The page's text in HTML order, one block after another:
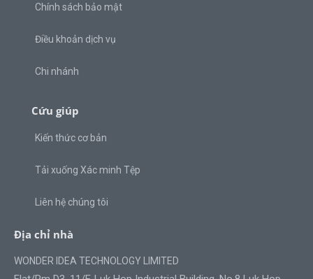
Chính sách bảo mật
Điều khoản dịch vụ
Chi nhánh
Cứu giúp
Kiến thức cơ bản
Tải xuống Xác minh Tệp
Liên hệ chúng tôi
Địa chỉ nhà
WONDER IDEA TECHNOLOGY LIMITED